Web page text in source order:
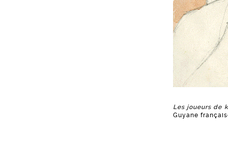
Les joueurs de
Guyane